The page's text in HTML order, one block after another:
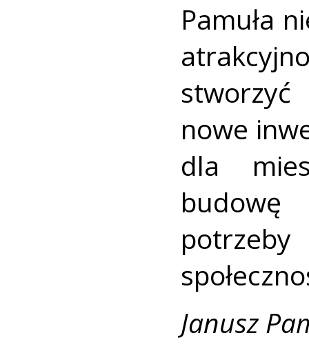
Pamuła
nowe
dla
Janusz